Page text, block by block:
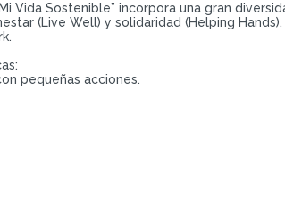
Vida Sostenible” incorpora una gran
(Live Well) y solidaridad (Helping Hands).
pequeñas acciones.